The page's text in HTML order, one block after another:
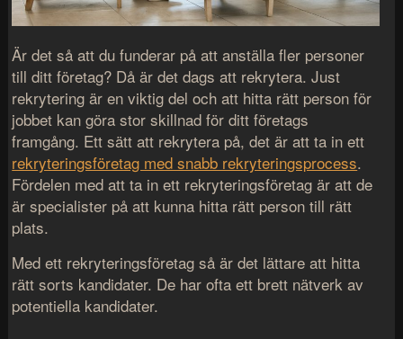
Är det så att du funderar på att anställa fler personer
till ditt företag? Då är det dags att rekrytera. Just
rekrytering är en viktig del och att hitta rätt person för
jobbet kan göra stor skillnad för ditt företags
framgång. Ett sätt att rekrytera på, det är att ta in ett
rekryteringsföretag med snabb rekryteringsprocess.
Fördelen med att ta in ett rekryteringsföretag är att de
är specialister på att kunna hitta rätt person till rätt
plats.
Med ett rekryteringsföretag så är det lättare att hitta
rätt sorts kandidater. De har ofta ett brett nätverk av
potentiella kandidater.